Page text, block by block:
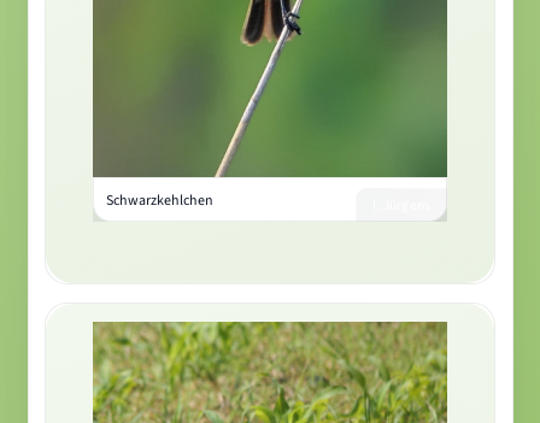
Schwarzkehlchen